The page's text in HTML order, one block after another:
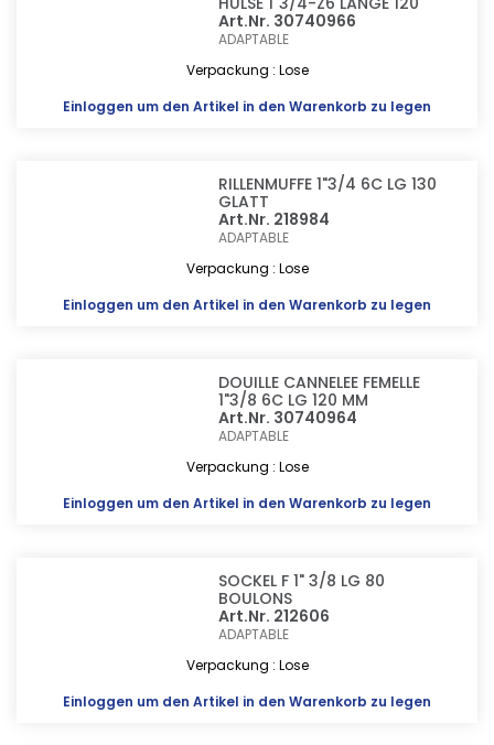
Art.Nr. 30740966
ADAPTABLE
Verpackung : Lose
Einloggen um den Artikel in den Warenkorb zu legen
RILLENMUFFE 1"3/4 6C LG 130
GLATT
Art.Nr. 218984
ADAPTABLE
Verpackung : Lose
Einloggen um den Artikel in den Warenkorb zu legen
DOUILLE CANNELEE FEMELLE
1"3/8 6C LG 120 MM
Art.Nr. 30740964
ADAPTABLE
Verpackung : Lose
Einloggen um den Artikel in den Warenkorb zu legen
SOCKEL F 1" 3/8 LG 80
BOULONS
Art.Nr. 212606
ADAPTABLE
Verpackung : Lose
Einloggen um den Artikel in den Warenkorb zu legen